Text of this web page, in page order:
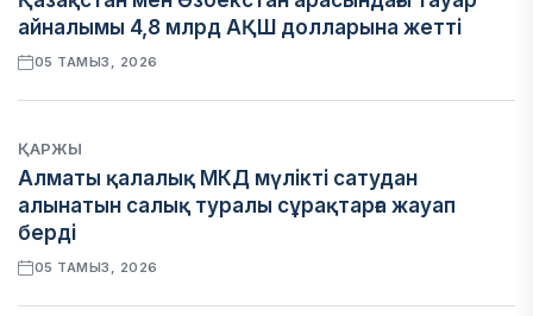
айналымы 4,8 млрд АҚШ долларына жетті
05 ТАМЫЗ, 2026
ҚАРЖЫ
Алматы қалалық МКД мүлікті сатудан
алынатын салық туралы сұрақтарға жауап
берді
05 ТАМЫЗ, 2026